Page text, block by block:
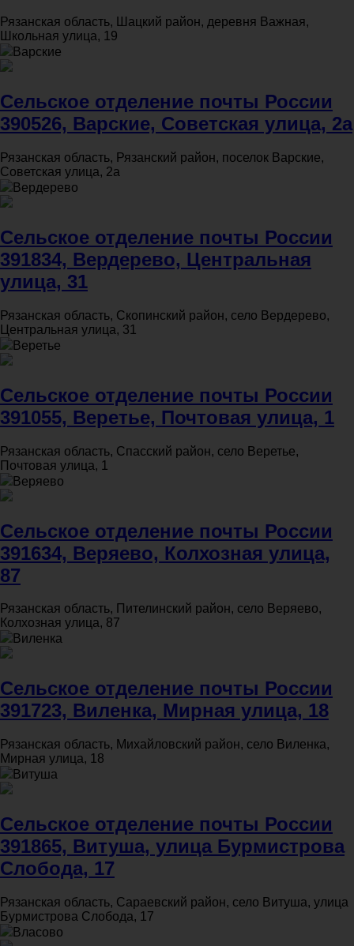
Рязанская область, Шацкий район, деревня Важная,
Школьная улица, 19
Варские
Сельское отделение почты России
390526, Варские, Советская улица, 2а
Рязанская область, Рязанский район, поселок Варские,
Советская улица, 2а
Вердерево
Сельское отделение почты России
391834, Вердерево, Центральная
улица, 31
Рязанская область, Скопинский район, село Вердерево,
Центральная улица, 31
Веретье
Сельское отделение почты России
391055, Веретье, Почтовая улица, 1
Рязанская область, Спасский район, село Веретье,
Почтовая улица, 1
Веряево
Сельское отделение почты России
391634, Веряево, Колхозная улица,
87
Рязанская область, Пителинский район, село Веряево,
Колхозная улица, 87
Виленка
Сельское отделение почты России
391723, Виленка, Мирная улица, 18
Рязанская область, Михайловский район, село Виленка,
Мирная улица, 18
Витуша
Сельское отделение почты России
391865, Витуша, улица Бурмистрова
Слобода, 17
Рязанская область, Сараевский район, село Витуша, улица
Бурмистрова Слобода, 17
Власово